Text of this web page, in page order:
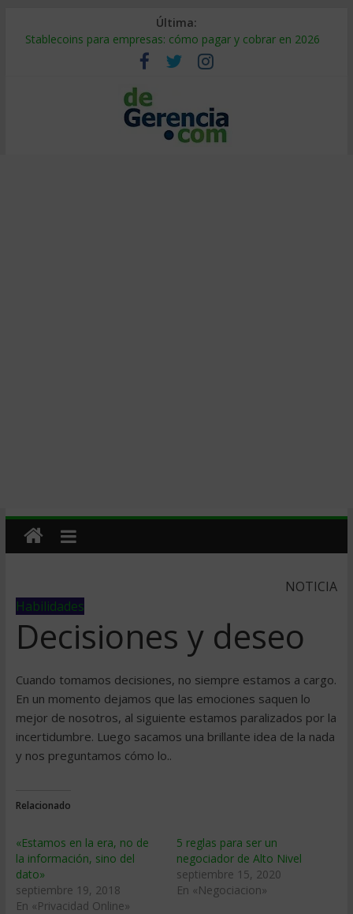
Última:
Stablecoins para empresas: cómo pagar y cobrar en 2026
Despido silencioso: qué es y por qué sale tan caro
IA en selección de personal: cómo auditarla a tiempo
Trabajo forzoso en la cadena de suministro: qué hacer
Mercado hispano de EE. UU.: cómo segmentarlo y venderle
NOTICIA
Habilidades
Decisiones y deseo
Cuando tomamos decisiones, no siempre estamos a cargo.
En un momento dejamos que las emociones saquen lo
mejor de nosotros, al siguiente estamos paralizados por la
incertidumbre. Luego sacamos una brillante idea de la nada
y nos preguntamos cómo lo..
Relacionado
«Estamos en la era, no de
la información, sino del
dato»
septiembre 19, 2018
En «Privacidad Online»
5 reglas para ser un
negociador de Alto Nivel
septiembre 15, 2020
En «Negociacion»